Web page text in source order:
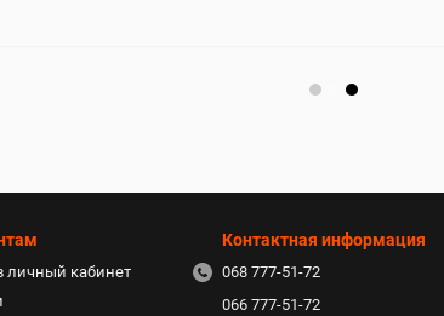
личный кабинет
Контактная информация
068 777-51-72
066 777-51-72